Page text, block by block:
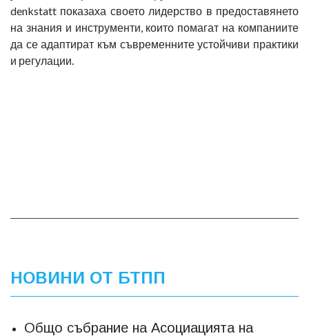
denkstatt показаха своето лидерство в предоставянето
на знания и инструменти, които помагат на компаниите
да се адаптират към съвременните устойчиви практики
и регулации.
НОВИНИ ОТ БТПП
Общо събрание на Асоциацията на